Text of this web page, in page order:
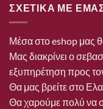
ΣΧΕΤΙΚΑ ΜΕ
Μέσα στο eshop μας
Μας διακρίνει ο
εξυπηρέτηση προς
Θα μας βρείτε στο
Θα χαρούμε πολύ να